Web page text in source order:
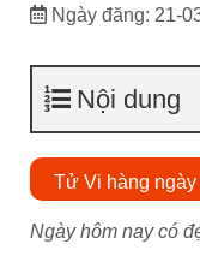
Ngày đăng: 21-
Nội dung
Tử Vi hàng
Ngày hôm nay có